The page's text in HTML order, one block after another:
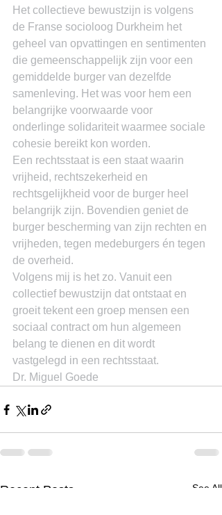
Het collectieve bewustzijn is volgens
de Franse socioloog Durkheim het
geheel van opvattingen en sentimenten
die gemeenschappelijk zijn voor een
gemiddelde burger van dezelfde
samenleving. Het was voor hem een
belangrijke voorwaarde voor
onderlinge solidariteit waarmee sociale
cohesie bereikt kon worden.
Een rechtsstaat is een staat waarin
vrijheid, rechtszekerheid en
rechtsgelijkheid voor de burger heel
belangrijk zijn. Bovendien geniet de
burger bescherming van zijn rechten en
vrijheden, tegen medeburgers én tegen
de overheid.
Volgens mij is het zo. Vanuit een
collectief bewustzijn dat ontstaat en
groeit tekent een groep mensen een
sociaal contract om hun algemeen
belang te dienen en dit wordt
vastgelegd in een rechtsstaat.
Dr. Miguel Goede
Recent Posts See All